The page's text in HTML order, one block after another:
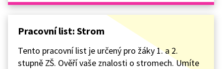
Pracovní list: Strom
Tento pracovní list je určený pro žáky 1. a 2.
stupně ZŠ. Ověří vaše znalosti o stromech. Umíte